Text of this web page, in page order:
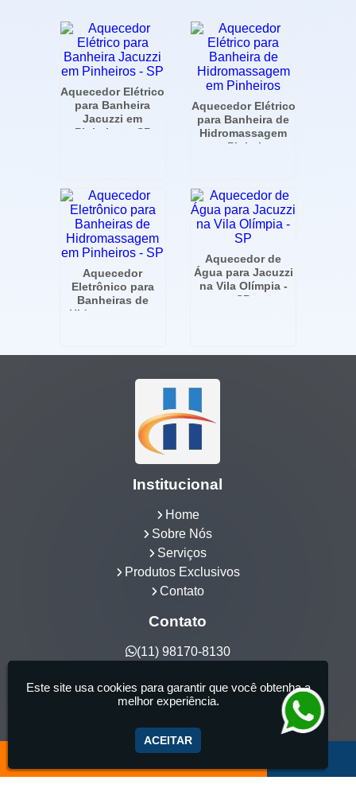
Aquecedor Elétrico
para Banheira
Jacuzzi em
Pinheiros - SP
Aquecedor Elétrico
para Banheira de
Hidromassagem
em Pinheiros
Aquecedor
Eletrônico para
Banheiras de
Hidromassagem
Aquecedor de
Água para Jacuzzi
na Vila Olímpia -
SP
Institucional
Home
Sobre Nós
Serviços
Produtos Exclusivos
Contato
Contato
(11) 98170-8130
Hidrocia Manutenção e Venda Especializada de
Banheiras - 25 anos de tradição - Fabricante de
aquecedor de banheira, Instalação e Manutenção
Este site usa cookies para garantir que você obtenha a
melhor experiência.
ACEITAR